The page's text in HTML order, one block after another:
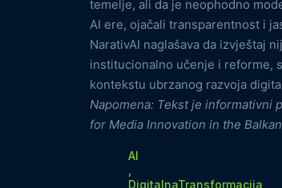
temelje, ali da je neophodno
AI ere, ojačali transparentnost i
NarativAI naglašava da izvještaj
institucionalno učenje i reforme,
kontekstu ubrzanog razvoja
Napomena: Tekst je informativni
for Media Innovation in the
AI
DigitalnaTransformacija